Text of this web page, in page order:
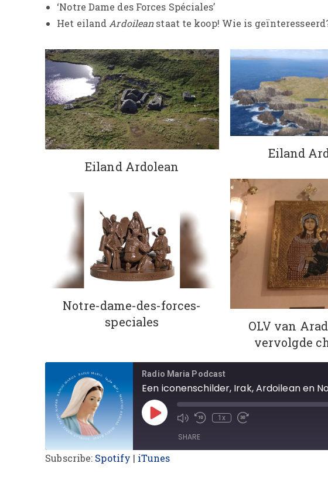
‘Notre Dame des Forces Spéciales’
Het eiland Ardoileanstaat te koop! Wie is
Eiland Ardolean
Eiland
OLV van
vervolgde
Notre-dame-des-forces-
speciales
Radio Maria Podcast
Een iconenschilder, Irak, Ardoilean en
1x
SHARE
Subscribe: Spotify | iTunes